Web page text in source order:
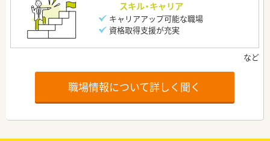
スキル・キャリア
キャリアアップ可能な職場
資格取得支援が充実
職場情報について詳しく聞く